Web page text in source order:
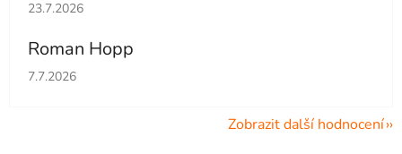
23.7.2026
Roman Hopp
Hodnocení obchodu je 5 z 5 hvězdiček.
7.7.2026
Zobrazit další hodnocení